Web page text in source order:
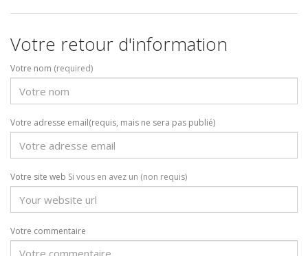
Votre retour d'information
Votre nom (required)
Votre adresse email(requis, mais ne sera pas publié)
Votre site web Si vous en avez un (non requis)
Votre commentaire